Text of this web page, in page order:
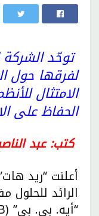
توحّد الشركة
لفرقها حول
الامتثال
الحفاظ على
كتب: عبد
الرائد